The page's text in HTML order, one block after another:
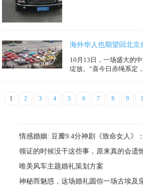
海外华人也期望回北京
10月13日，一场盛大的
绽放。“喜今日赤绳系定
1 2 3 4 5 6 7 8 9
情感婚姻: 豆瓣9.4分神剧《致命女人》
领证的时候没干这些事，原来真的会遗
唯美风车主题婚礼策划方案
神秘而魅惑，这场婚礼圆你一场古埃及